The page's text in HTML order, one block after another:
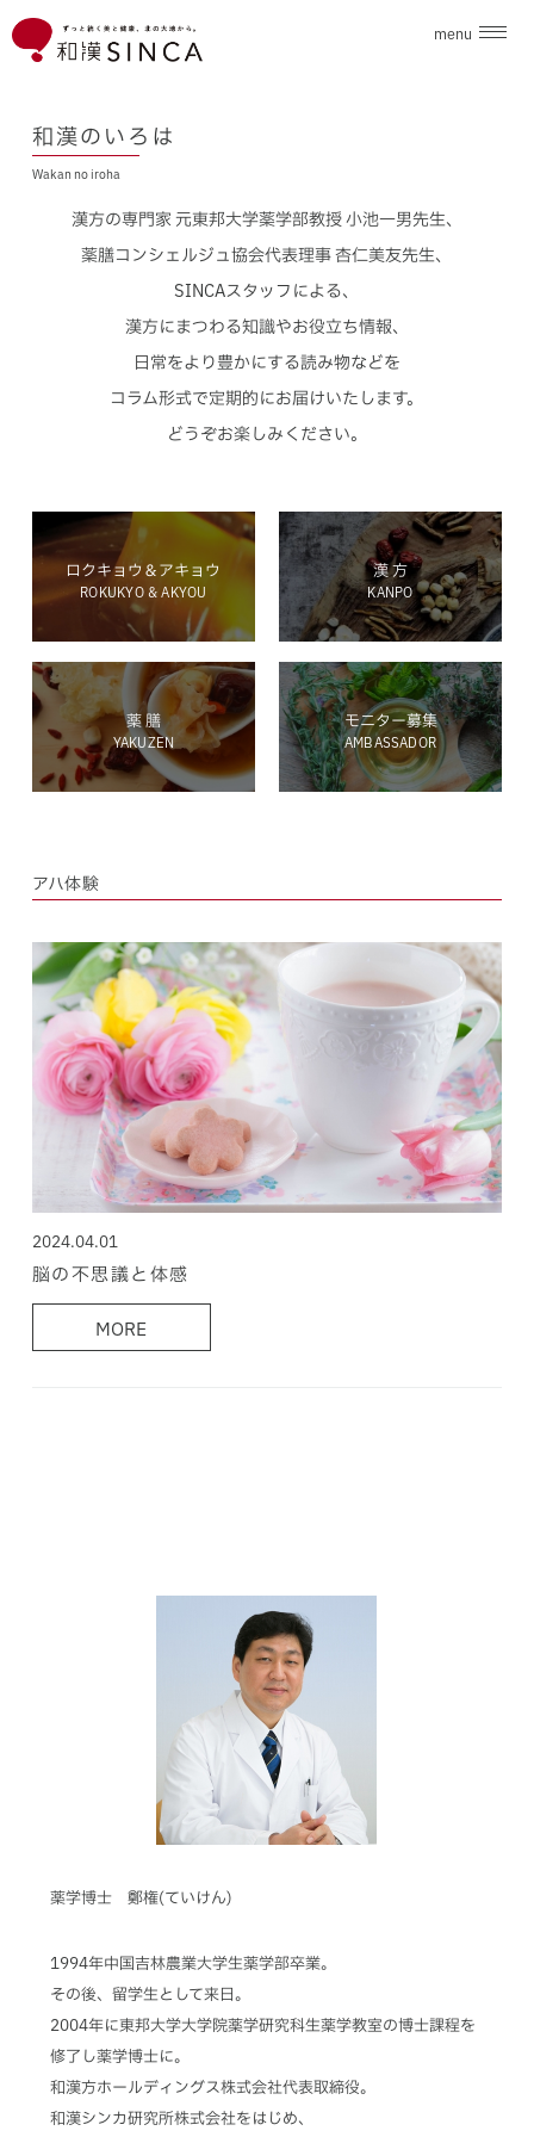
menu
ブランド
こだわり素材
ホールディングス サイト
Language
和漢のいろは
Wakan no iroha
漢方の専門家 元東邦大学薬学部教授 小池一男先生、
薬膳コンシェルジュ協会代表理事 杏仁美友先生、
SINCAスタッフによる、
漢方にまつわる知識やお役立ち情報、
日常をより豊かにする読み物などを
コラム形式で定期的にお届けいたします。
どうぞお楽しみください。
ロクキョウ＆アキョウ
ROKUKYO & AKYOU
漢 方
KANPO
薬 膳
YAKUZEN
モニター募集
AMBASSADOR
アハ体験
2024.04.01
脳の不思議と体感
MORE
薬学博士 鄭権(ていけん)
1994年中国吉林農業大学生薬学部卒業。
その後、留学生として来日。
2004年に東邦大学大学院薬学研究科生薬学教室の博士課程を
修了し薬学博士に。
和漢方ホールディングス株式会社代表取締役。
和漢シンカ研究所株式会社をはじめ、